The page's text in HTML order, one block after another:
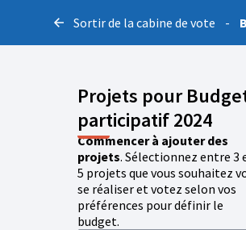
Sortir de la cabine de vote -
Projets pour
participatif 2024
Commencer à ajouter des
projets. Sélectionnez entre 3
5 projets que vous souhaitez
se réaliser et votez selon vos
préférences pour définir le
budget.